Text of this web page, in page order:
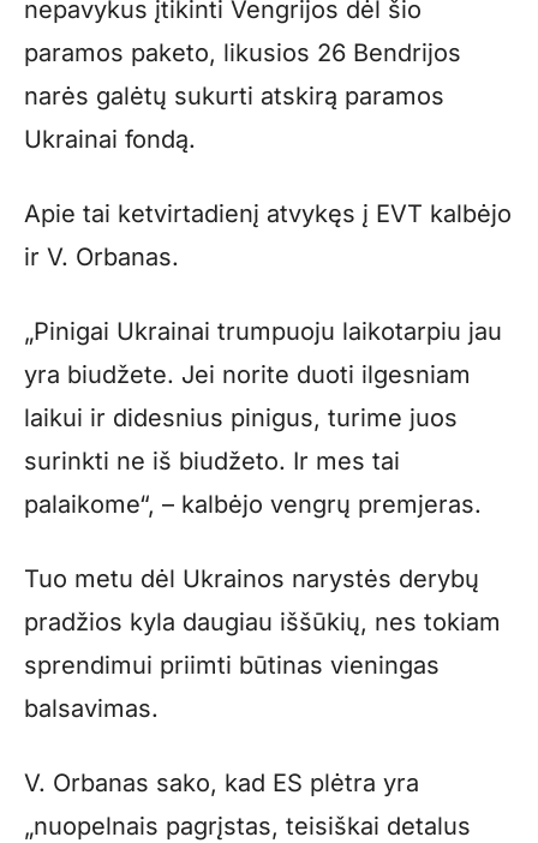
nepavykus įtikinti Vengrijos dėl šio
paramos paketo, likusios 26 Bendrijos
narės galėtų sukurti atskirą paramos
Ukrainai fondą.
Apie tai ketvirtadienį atvykęs į EVT kalbėjo
ir V. Orbanas.
„Pinigai Ukrainai trumpuoju laikotarpiu jau
yra biudžete. Jei norite duoti ilgesniam
laikui ir didesnius pinigus, turime juos
surinkti ne iš biudžeto. Ir mes tai
palaikome“, – kalbėjo vengrų premjeras.
Tuo metu dėl Ukrainos narystės derybų
pradžios kyla daugiau iššūkių, nes tokiam
sprendimui priimti būtinas vieningas
balsavimas.
V. Orbanas sako, kad ES plėtra yra
„nuopelnais pagrįstas, teisiškai detalus